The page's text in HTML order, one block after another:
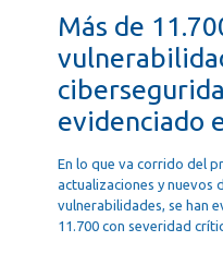
Más de
evidenciado
En lo que va corrido del
actualizaciones y nuevos
vulnerabilidades, se han
11.700 con severidad